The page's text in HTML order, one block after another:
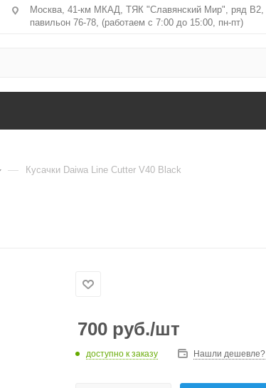
Москва, 41-км МКАД, ТЯК "Славянский Мир", ряд В2,
павильон 76-78, (работаем с 7:00 до 15:00, пн-пт)
— Кусачки Daiwa Line Cutter V40 Black
700 руб./шт
доступно к заказу Нашли дешевле?